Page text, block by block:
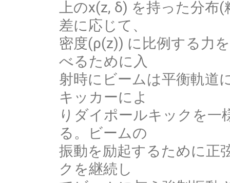
上のx(z, δ) を持った分布
差に応じて、
密度(ρ(z)) に比例する力
べるために入
射時にビームは平衡軌道
キッカーによ
りダイポールキックを
る。ビームの
振動を励起するために正
クを継続し